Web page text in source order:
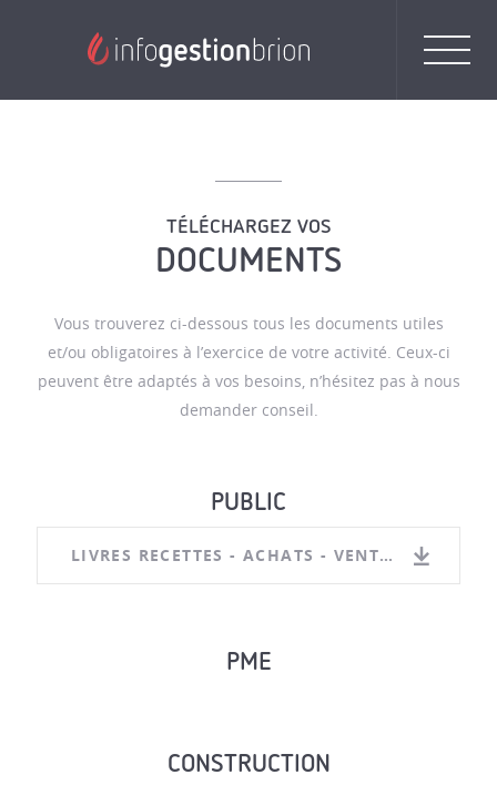
TÉLÉCHARGEZ VOS
DOCUMENTS
Vous trouverez ci-dessous tous les documents utiles
et/ou obligatoires à l’exercice de votre activité. Ceux-ci
peuvent être adaptés à vos besoins, n’hésitez pas à nous
demander conseil.
PUBLIC
LIVRES RECETTES - ACHATS - VENTES
PME
CONSTRUCTION